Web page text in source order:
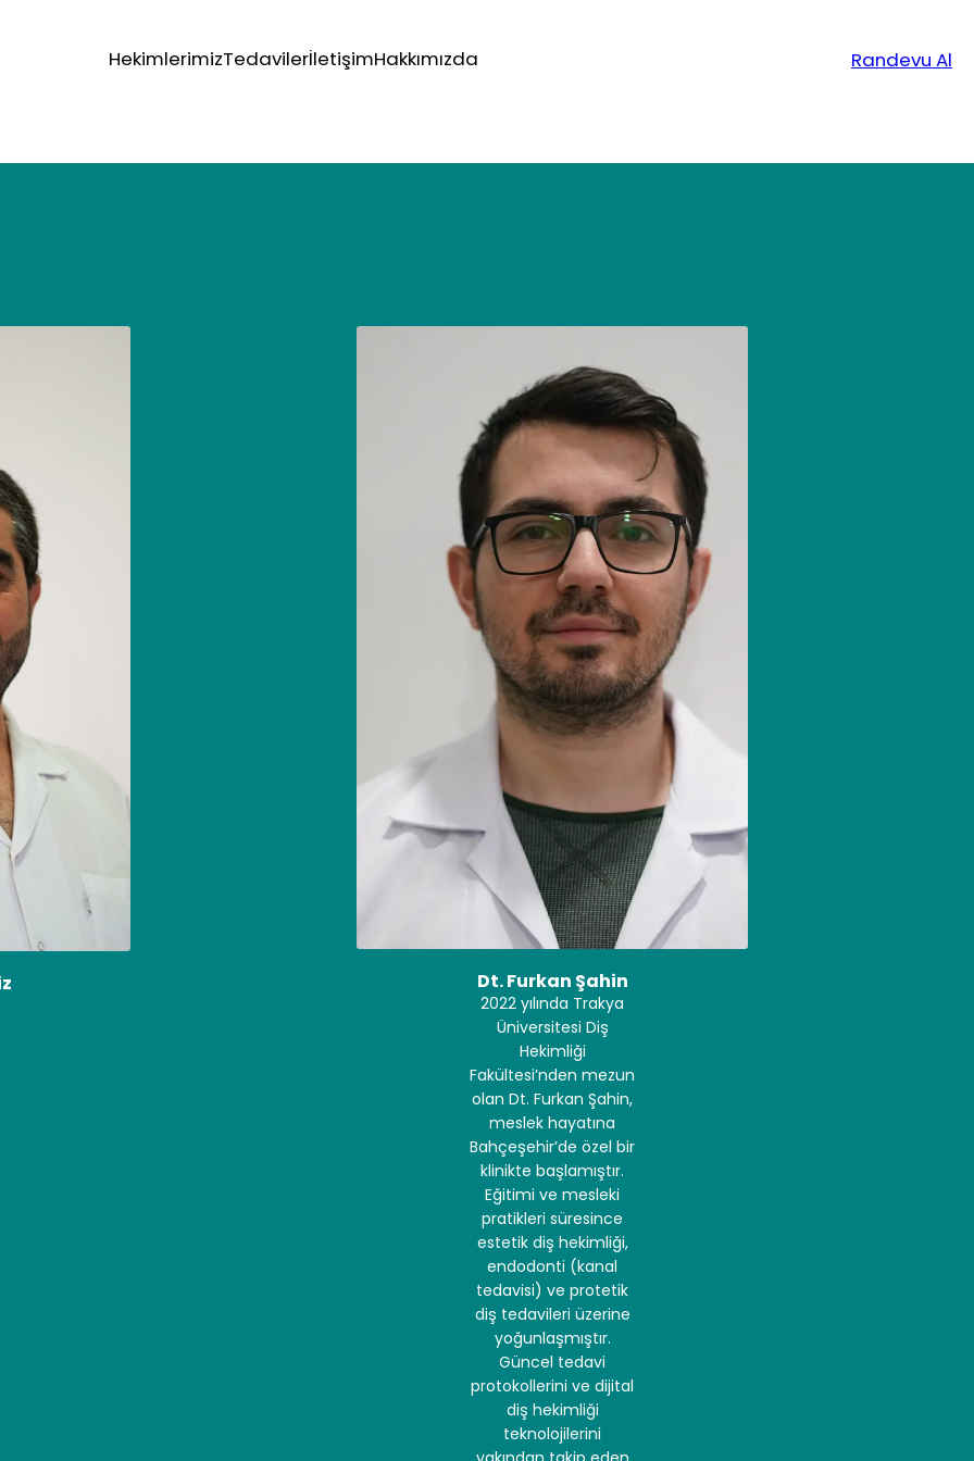
HekimlerimizTedavilerİletişimHakkımızda Randevu Al
Dt. Furkan Şahin
2022 yılında Trakya
Üniversitesi Diş
Hekimliği
Fakültesi’nden mezun
olan Dt. Furkan Şahin,
meslek hayatına
Bahçeşehir’de özel bir
klinikte başlamıştır.
Eğitimi ve mesleki
pratikleri süresince
estetik diş hekimliği,
endodonti (kanal
tedavisi) ve protetik
diş tedavileri üzerine
yoğunlaşmıştır.
Güncel tedavi
protokollerini ve dijital
diş hekimliği
teknolojilerini